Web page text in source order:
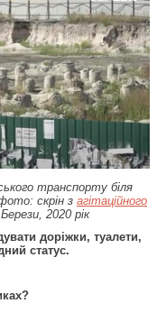
транспорту біля
скрін з агітаційного
2020 рік
доріжки, туалети,
статус.